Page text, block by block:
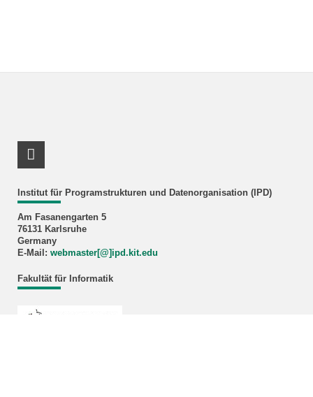
Institut für Programstrukturen und Datenorganisation (IPD)
Am Fasanengarten 5
76131 Karlsruhe
Germany
E-Mail: webmaster[@]ipd.kit.edu
Fakultät für Informatik
RSS-Feed